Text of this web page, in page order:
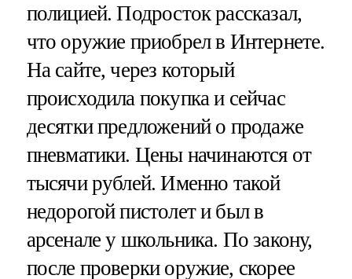
полицией. Подросток рассказал,
что оружие приобрел в Интернете.
На сайте, через который
происходила покупка и сейчас
десятки предложений о продаже
пневматики. Цены начинаются от
тысячи рублей. Именно такой
недорогой пистолет и был в
арсенале у школьника. По закону,
после проверки оружие, скорее